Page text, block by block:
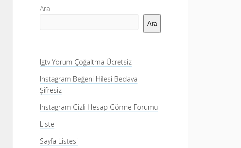
Yan
Menü
Ara
Ara
Igtv Yorum Çoğaltma Ücretsiz
Instagram Beğeni Hilesi Bedava
Şifresiz
Instagram Gizli Hesap Görme Forumu
Liste
Sayfa Listesi